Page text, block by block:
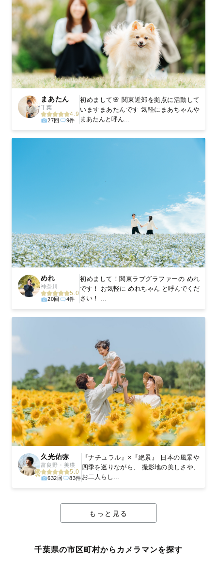
まあたん
千葉
4.9
27回 9件
初めまして🌸 関東近郊を拠点に活動して
いますまあたんです 気軽にまあちゃんや
まあたんと呼ん...
めれ
神奈川
5.0
20回 4件
初めまして！関東ラブグラファーの めれ
です！ お気軽に めれちゃん と呼んでくだ
さい！ ...
久光佑弥
富良野・美瑛
5.0
632回 83件
『ナチュラル』×『絶景』 日本の風景や
四季を巡りながら、 撮影地の美しさや、
お二人らし...
もっと見る
千葉県の市区町村からカメラマンを探す